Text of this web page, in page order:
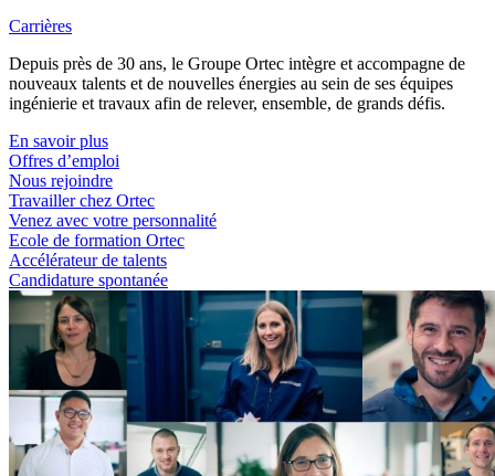
Carrières
Depuis près de 30 ans, le Groupe Ortec intègre et accompagne de
nouveaux talents et de nouvelles énergies au sein de ses équipes
ingénierie et travaux afin de relever, ensemble, de grands défis.
En savoir plus
Offres d’emploi
Nous rejoindre
Travailler chez Ortec
Venez avec votre personnalité
Ecole de formation Ortec
Accélérateur de talents
Candidature spontanée